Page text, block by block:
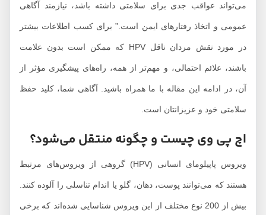
می‌تواند عواقب جدی برای سلامتی داشته باشد، نیازمند آگاهی
عمومی و اتخاذ رفتارهای ایمن است.” برای کسب اطلاعات بیشتر
در مورد نقش مردان ناقل HPV که ممکن است بدون علامت
باشند، علائم احتمالی، و مهم‌تر از همه، راه‌های پیشگیری مؤثر از
آن، در ادامه این مقاله با ما همراه باشید. آگاهی شما، کلید حفظ
سلامتی خود و عزیزانتان است.
اچ پی وی چیست و چگونه منتقل می‌شود؟
ویروس پاپیلومای انسانی (HPV) گروهی از ویروس‌های مرتبط
هستند که می‌توانند پوست، دهان، گلو یا اندام تناسلی را آلوده کنند.
بیش از 200 نوع مختلف از این ویروس شناسایی شده‌اند که برخی